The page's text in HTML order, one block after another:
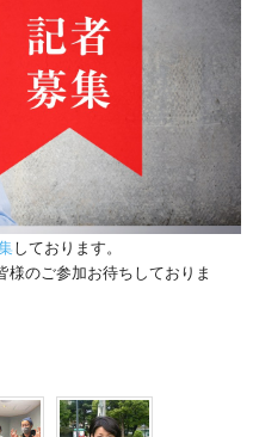
しております。
のご参加お待ちしておりま